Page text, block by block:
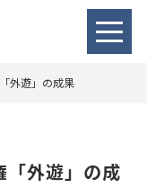
外遊」の成果
「外遊」の成